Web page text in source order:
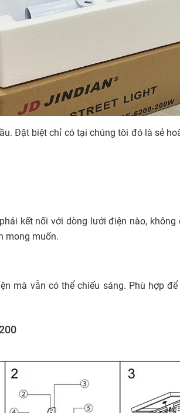
Đặt biệt chỉ có tại chúng tôi đó là sẻ
kết nối với dòng lưới điện nào,
mong muốn.
mà vẫn có thể chiếu sáng. Phù hợp